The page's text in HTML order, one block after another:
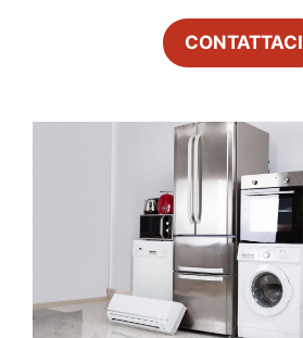
CONTATTACI